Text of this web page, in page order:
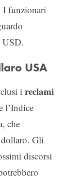
I funzionari
USD.
USA
i reclami
l’Indice
che
Gli
discorsi